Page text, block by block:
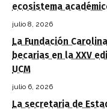
ecosistema
julio 8, 2026
La Fundación
becarias en la XXV
UCM
julio 6, 2026
La secretaria de